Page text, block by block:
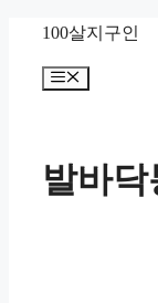
100살지구인
메
발바닥